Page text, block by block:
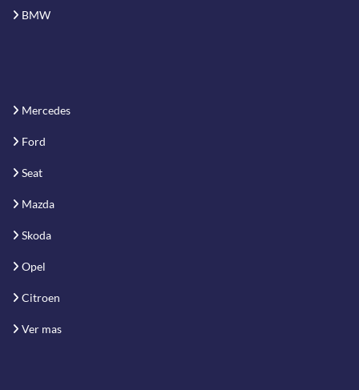
BMW
Mercedes
Ford
Seat
Mazda
Skoda
Opel
Citroen
Ver mas